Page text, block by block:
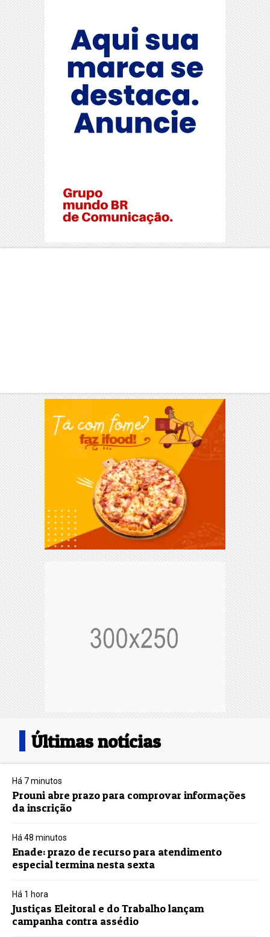
Últimas notícias
Há 7 minutos
Prouni abre prazo para comprovar informações
da inscrição
Há 48 minutos
Enade: prazo de recurso para atendimento
especial termina nesta sexta
Há 1 hora
Justiças Eleitoral e do Trabalho lançam
campanha contra assédio